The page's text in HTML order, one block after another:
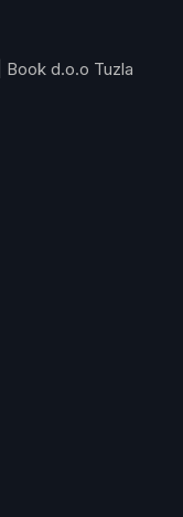
Book d.o.o Tuzla